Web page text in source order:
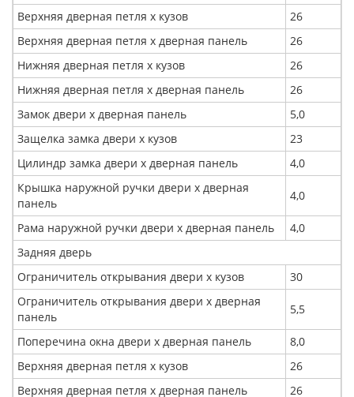
Верхняя дверная петля x кузов
26
Верхняя дверная петля x дверная панель
26
Нижняя дверная петля x кузов
26
Нижняя дверная петля x дверная панель
26
Замок двери x дверная панель
5,0
Защелка замка двери x кузов
23
Цилиндр замка двери x дверная панель
4,0
Крышка наружной ручки двери x дверная
панель
4,0
Рама наружной ручки двери x дверная панель
4,0
Задняя дверь
Ограничитель открывания двери х кузов
30
Ограничитель открывания двери x дверная
панель
5,5
Поперечина окна двери x дверная панель
8,0
Верхняя дверная петля x кузов
26
Верхняя дверная петля x дверная панель
26